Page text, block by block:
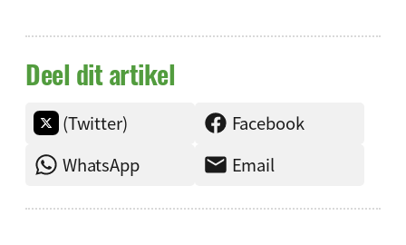
Deel dit artikel
(Twitter)
Facebook
WhatsApp
Email